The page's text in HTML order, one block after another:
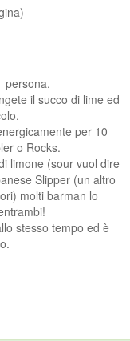
persona.
il succo di lime ed
per 10
o Rocks.
limone (sour vuol dire
Slipper (un altro
molti barman lo
stesso tempo ed è